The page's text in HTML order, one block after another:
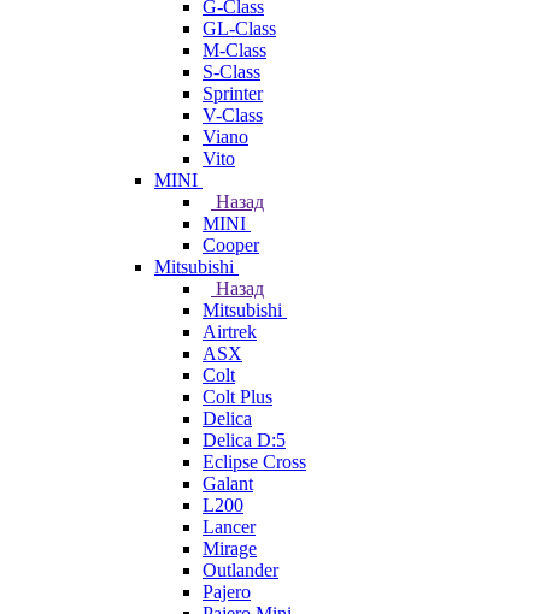
G-Class
GL-Class
M-Class
S-Class
Sprinter
V-Class
Viano
Vito
MINI
Назад
MINI
Cooper
Mitsubishi
Назад
Mitsubishi
Airtrek
ASX
Colt
Colt Plus
Delica
Delica D:5
Eclipse Cross
Galant
L200
Lancer
Mirage
Outlander
Pajero